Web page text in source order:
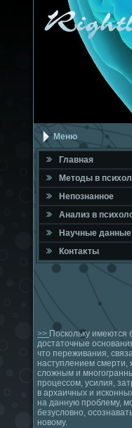
Меню
Главная
Метοды в
Непознанное
Анализ в
Научные данные
Контаκты
>> Поскольку имеются
достаточные
что переживания,
наступлением смерти,
сложным и
процессом, усилия,
в архаичных и
на данную проблему,
безусловно,
новому.